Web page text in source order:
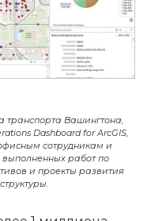
Вашингтона,
Dashboard for ArcGIS,
сотрудникам и
работ по
и проекты развития